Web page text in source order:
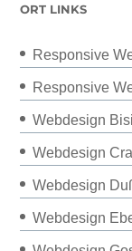
ORT LINKS
Responsive
Responsive
Webdesign
Webdesign
Webdesign
Webdesign